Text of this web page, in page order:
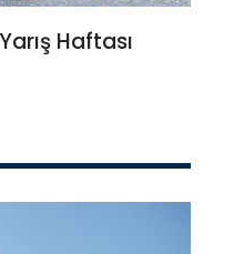
Haftası